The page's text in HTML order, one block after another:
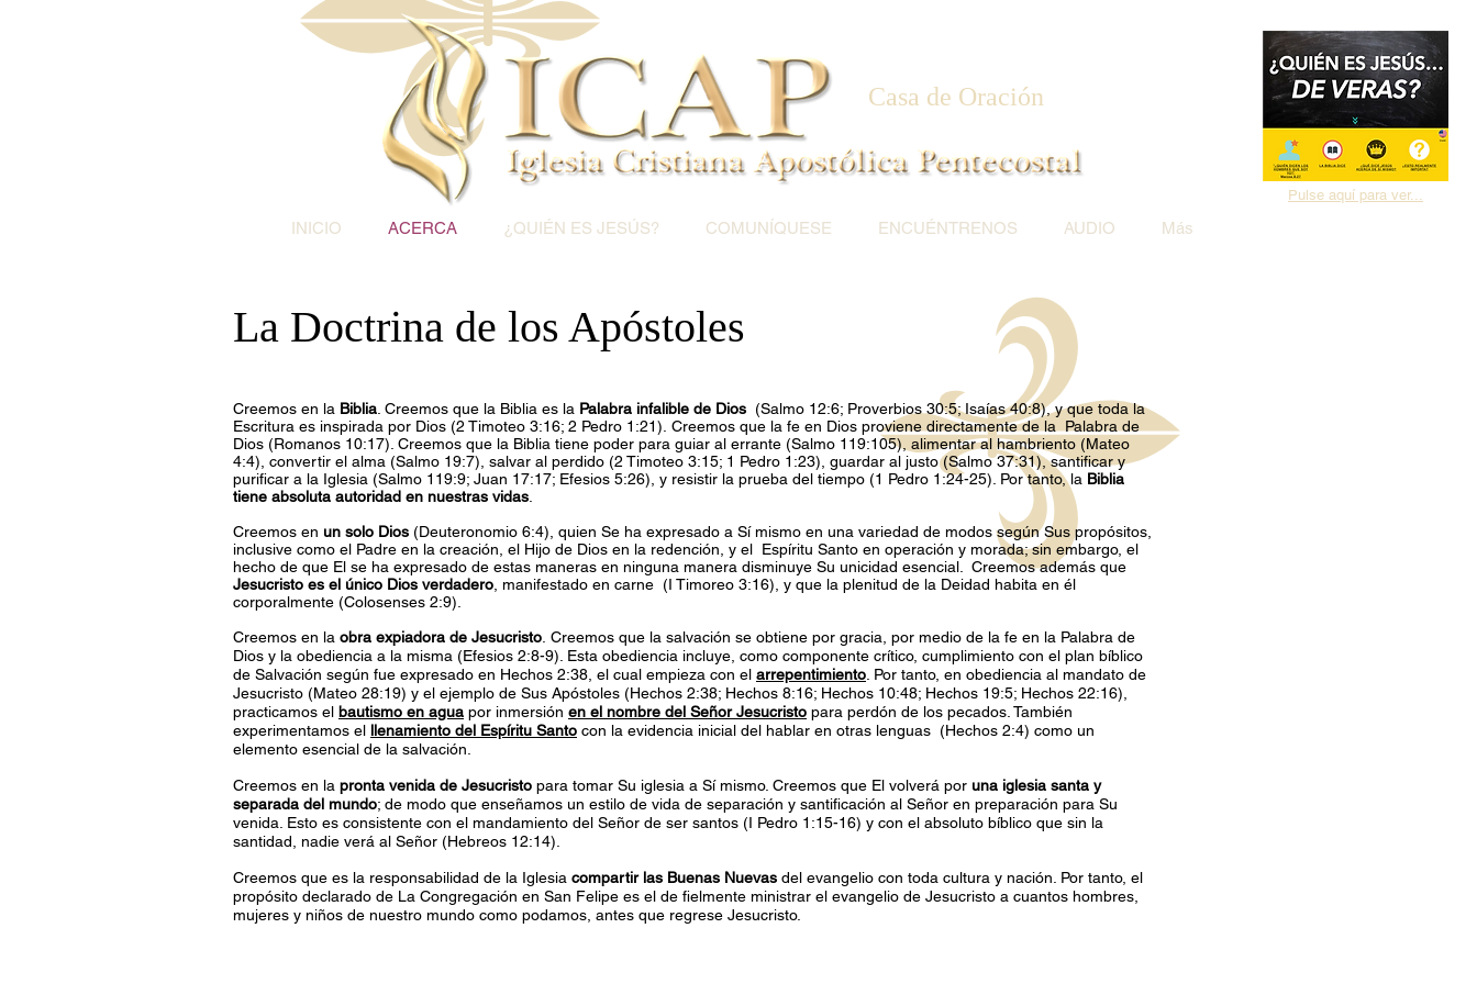
Casa de Oración
INICIO ACERCA ¿QUIÉN ES JESÚS? COMUNÍQUESE ENCUÉNTRENOS AUDIO Más
Pulse aquí para ver...
La Doctrina de los Apóstoles
Creemos en la Biblia . Creemos que la Biblia es la Palabra infalible de Dios (Salmo 12:6; Proverbios 30:5; Isaías 40:8), y que toda la
Escritura es inspirada por Dios (2 Timoteo 3:16; 2 Pedro 1:21). Creemos que la fe en Dios proviene directamente de la Palabra de
Dios (Romanos 10:17). Creemos que la Biblia tiene poder para guiar al errante (Salmo 119:105), alimentar al hambriento (Mateo
4:4), convertir el alma (Salmo 19:7), salvar al perdido (2 Timoteo 3:15; 1 Pedro 1:23), guardar al justo (Salmo 37:31), santificar y
purificar a la Iglesia (Salmo 119:9; Juan 17:17; Efesios 5:26), y resistir la prueba del tiempo (1 Pedro 1:24-25). Por tanto, la Biblia
tiene absoluta autoridad en nuestras vidas
Creemos en un solo Dios (Deuteronomio 6:4), quien Se ha expresado a Sí mismo en una variedad de modos según Sus propósitos,
inclusive como el Padre en la creación, el Hijo de Dios en la redención, y el Espíritu Santo en operación y morada; sin embargo, el
hecho de que El se ha expresado de estas maneras en ninguna manera disminuye Su unicidad esencial. Creemos además que
Jesucristo es el único Dios verdadero , manifestado en carne (I Timoreo 3:16), y que la plenitud de la Deidad habita en él
corporalmente (Colosenses 2:9).
Creemos en la obra expiadora de Jesucristo . Creemos que la salvación se obtiene por gracia, por medio de la fe en la Palabra de
Dios y la obediencia a la misma (Efesios 2:8-9). Esta obediencia incluye, como componente crítico, cumplimiento con el plan bíblico
de Salvación según fue expresado en Hechos 2:38, el cual empieza con el arrepentimiento . Por tanto, en obediencia al mandato de
Jesucristo (Mateo 28:19) y el ejemplo de Sus Apóstoles (Hechos 2:38; Hechos 8:16; Hechos 10:48; Hechos 19:5; Hechos 22:16),
practicamos el bautismo en agua por inmersión en el nombre del Señor Jesucristo para perdón de los pecados. También
experimentamos el llenamiento del Espíritu Santo con la evidencia inicial del hablar en otras lenguas (Hechos 2:4) como un
elemento esencial de la salvación.
Creemos en la pronta venida de Jesucristo para tomar Su iglesia a Sí mismo. Creemos que El volverá por una iglesia santa y
separada del mundo; de modo que enseñamos un estilo de vida de separación y santificación al Señor en preparación para Su
venida. Esto es consistente con el mandamiento del Señor de ser santos (I Pedro 1:15-16) y con el absoluto bíblico que sin la
santidad, nadie verá al Señor (Hebreos 12:14).
Creemos que es la responsabilidad de la Iglesia compartir las Buenas Nuevas del evangelio con toda cultura y nación. Por tanto, el
propósito declarado de La Congregación en San Felipe es el de fielmente ministrar el evangelio de Jesucristo a cuantos hombres,
mujeres y niños de nuestro mundo como podamos, antes que regrese Jesucristo.